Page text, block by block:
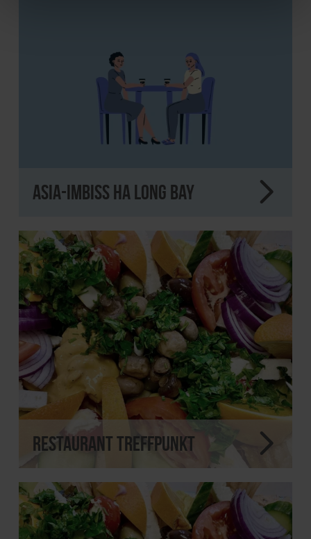
Asia-Imbiss Ha Long Bay
Restaurant Treffpunkt